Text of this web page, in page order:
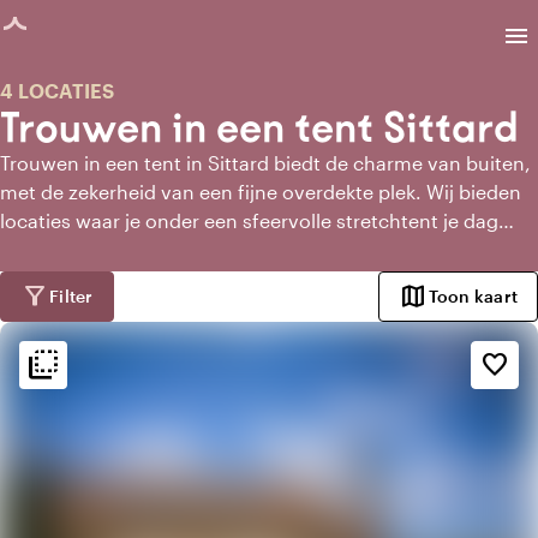
geladen
menu
Trouwen in een tent Sittard
4 LOCATIES
Trouwen in een tent in Sittard biedt de charme van buiten,
met de zekerheid van een fijne overdekte plek. Wij bieden
locaties waar je onder een sfeervolle stretchtent je dag
karaktervol erf. De tent is stijlvol in te richten en vormt een
prachtig decor voor het ja-woord, een diner onder lichtjes
en een feest in de open lucht. Alles op één plek, in een
setting die klopt.
filter_alt Filter map Toon kaart
flip_to_back favorite_border
flip_to_back Sfeer en esthetiek
info
Mediterraans